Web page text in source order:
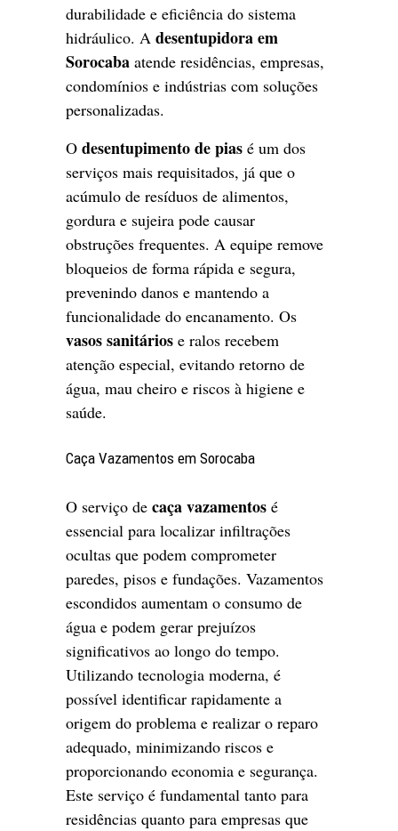
durabilidade e eficiência do sistema
hidráulico. A desentupidora em
Sorocaba atende residências, empresas,
condomínios e indústrias com soluções
personalizadas.
O desentupimento de pias é um dos
serviços mais requisitados, já que o
acúmulo de resíduos de alimentos,
gordura e sujeira pode causar
obstruções frequentes. A equipe remove
bloqueios de forma rápida e segura,
prevenindo danos e mantendo a
funcionalidade do encanamento. Os
vasos sanitários e ralos recebem
atenção especial, evitando retorno de
água, mau cheiro e riscos à higiene e
saúde.
Caça Vazamentos em Sorocaba
O serviço de caça vazamentos é
essencial para localizar infiltrações
ocultas que podem comprometer
paredes, pisos e fundações. Vazamentos
escondidos aumentam o consumo de
água e podem gerar prejuízos
significativos ao longo do tempo.
Utilizando tecnologia moderna, é
possível identificar rapidamente a
origem do problema e realizar o reparo
adequado, minimizando riscos e
proporcionando economia e segurança.
Este serviço é fundamental tanto para
residências quanto para empresas que